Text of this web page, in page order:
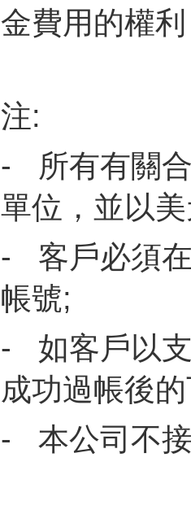
金費用的權
注:
- 所有有關合
單位，並以
- 客戶必須在
帳號;
- 如客戶以支
成功過帳後
- 本公司不